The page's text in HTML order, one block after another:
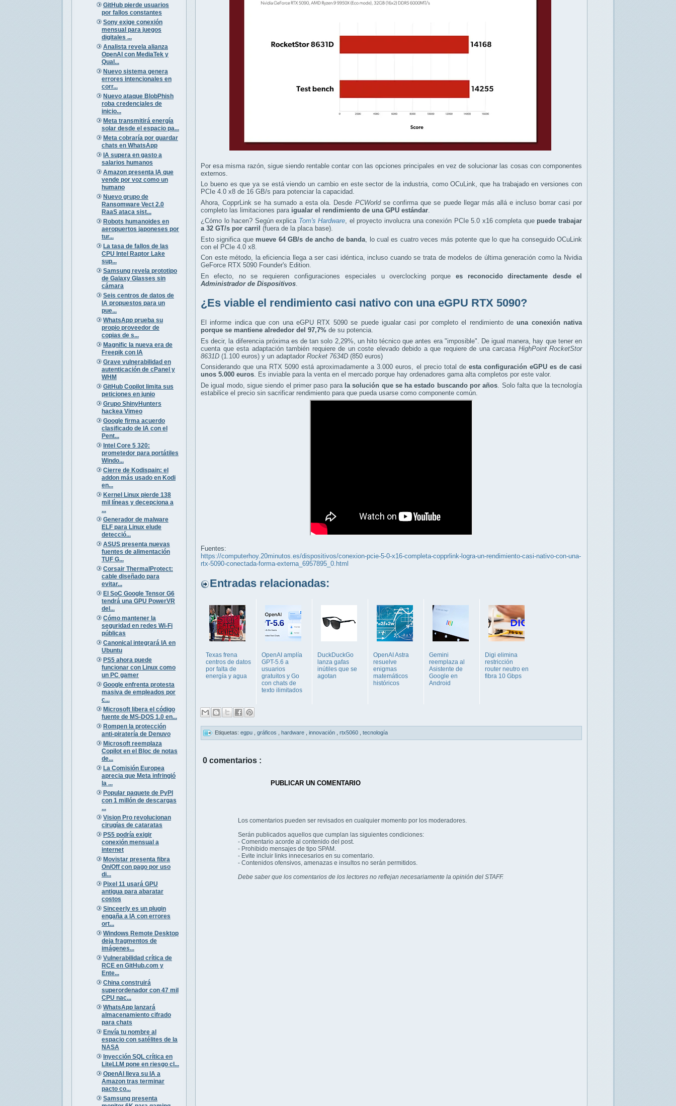
GitHub pierde usuarios
por fallos constantes
Sony exige conexión
mensual para juegos
digitales ...
Analista revela alianza
OpenAI con MediaTek y
Qual...
Nuevo sistema genera
errores intencionales en
corr...
Nuevo ataque BlobPhish
roba credenciales de
inicio...
Meta transmitirá energía
solar desde el espacio pa...
Meta cobraría por guardar
chats en WhatsApp
IA supera en gasto a
salarios humanos
Amazon presenta IA que
vende por voz como un
humano
Nuevo grupo de
Ransomware Vect 2.0
RaaS ataca sist...
Robots humanoides en
aeropuertos japoneses por
tur...
La tasa de fallos de las
CPU Intel Raptor Lake
sup...
Samsung revela prototipo
de Galaxy Glasses sin
cámara
Seis centros de datos de
IA propuestos para un
pue...
WhatsApp prueba su
propio proveedor de
copias de s...
Magnific la nueva era de
Freepik con IA
Grave vulnerabilidad en
autenticación de cPanel y
WHM
GitHub Copilot limita sus
peticiones en junio
Grupo ShinyHunters
hackea Vimeo
Google firma acuerdo
clasificado de IA con el
Pent...
Intel Core 5 320:
prometedor para portátiles
Windo...
Cierre de Kodispain: el
addon más usado en Kodi
en...
Kernel Linux pierde 138
mil líneas y decepciona a
...
Generador de malware
ELF para Linux elude
detecció...
ASUS presenta nuevas
fuentes de alimentación
TUF G...
Corsair ThermalProtect:
cable diseñado para
evitar...
El SoC Google Tensor G6
tendrá una GPU PowerVR
del...
Cómo mantener la
seguridad en redes Wi-Fi
públicas
Canonical integrará IA en
Ubuntu
PS5 ahora puede
funcionar con Linux como
un PC gamer
Google enfrenta protesta
masiva de empleados por
c...
Microsoft libera el código
fuente de MS-DOS 1.0 en...
Rompen la protección
anti-piratería de Denuvo
Microsoft reemplaza
Copilot en el Bloc de notas
de...
La Comisión Europea
aprecia que Meta infringió
la ...
Popular paquete de PyPI
con 1 millón de descargas
...
Vision Pro revolucionan
cirugías de cataratas
PS5 podría exigir
conexión mensual a
internet
Movistar presenta fibra
On/Off con pago por uso
di...
Pixel 11 usará GPU
antigua para abaratar
costos
Sinceerly es un plugin
engaña a IA con errores
ort...
Windows Remote Desktop
deja fragmentos de
imágenes...
Vulnerabilidad crítica de
RCE en GitHub.com y
Ente...
China construirá
superordenador con 47 mil
CPU nac...
WhatsApp lanzará
almacenamiento cifrado
para chats
Envía tu nombre al
espacio con satélites de la
NASA
Inyección SQL crítica en
LiteLLM pone en riesgo cl...
OpenAI lleva su IA a
Amazon tras terminar
pacto co...
Samsung presenta
Por esa misma razón, sigue siendo rentable contar con las opciones principales en vez de solucionar las cosas con componentes
externos.
Lo bueno es que ya se está viendo un cambio en este sector de la industria, como OCuLink, que ha trabajado en versiones con
PCIe 4.0 x8 de 16 GB/s para potenciar la capacidad.
Ahora, CopprLink se ha sumado a esta ola. Desde PCWorld se confirma que se puede llegar más allá e incluso borrar casi por
completo las limitaciones para igualar el rendimiento de una GPU estándar
¿Cómo lo hacen? Según explica Tom's Hardware, el proyecto involucra una conexión PCIe 5.0 x16 completa que puede trabajar
a 32 GT/s por carril (fuera de la placa base).
Esto significa que mueve 64 GB/s de ancho de banda , lo cual es cuatro veces más potente que lo que ha conseguido OCuLink
con el PCIe 4.0 x8.
Con este método, la eficiencia llega a ser casi idéntica, incluso cuando se trata de modelos de última generación como la Nvidia
GeForce RTX 5090 Founder's Edition.
En efecto, no se requieren configuraciones especiales u overclocking porque es reconocido directamente desde el
Administrador de Dispositivos
¿Es viable el rendimiento casi nativo con una eGPU RTX 5090?
El informe indica que con una eGPU RTX 5090 se puede igualar casi por completo el rendimiento deuna conexión nativa
porque se mantiene alrededor del 97,7% de su potencia.
Es decir, la diferencia próxima es de tan solo 2,29%, un hito técnico que antes era "imposible". De igual manera, hay que tener en
cuenta que esta adaptación también requiere de un coste elevado debido a que requiere de una carcasa HighPoint RocketStor
8631D (1.100 euros) y un adaptador Rocket 7634D (850 euros)
Considerando que una RTX 5090 está aproximadamente a 3.000 euros, el precio total de esta configuración eGPU es de casi
unos 5.000 euros. Es inviable para la venta en el mercado porque hay ordenadores gama alta completos por este valor.
De igual modo, sigue siendo el primer paso parala solución que se ha estado buscando por años . Solo falta que la tecnología
estabilice el precio sin sacrificar rendimiento para que pueda usarse como componente común.
Fuentes:
https://computerhoy.20minutos.es/dispositivos/conexion-pcie-5-0-x16-completa-copprlink-logra-un-rendimiento-casi-nativo-con-una-
rtx-5090-conectada-forma-externa_6957895_0.html
Entradas relacionadas:
Texas frena
centros de datos
por falta de
energía y agua
OpenAI amplía
GPT-5.6 a
usuarios
gratuitos y Go
con chats de
texto ilimitados
DuckDuckGo
lanza gafas
inútiles que se
agotan
OpenAI Astra
resuelve
enigmas
matemáticos
históricos
Gemini
reemplaza al
Asistente de
Google en
Android
Digi elimina
restricción
router neutro en
fibra 10 Gbps
Etiquetas: egpu gráficos hardware innovación rtx5060 tecnología
0 comentarios :
PUBLICAR UN COMENTARIO
Los comentarios pueden ser revisados en cualquier momento por los moderadores.
Serán publicados aquellos que cumplan las siguientes condiciones:
- Comentario acorde al contenido del post.
- Prohibido mensajes de tipo SPAM.
- Evite incluir links innecesarios en su comentario.
- Contenidos ofensivos, amenazas e insultos no serán permitidos.
Debe saber que los comentarios de los lectores no reflejan necesariamente la opinión del STAFF.